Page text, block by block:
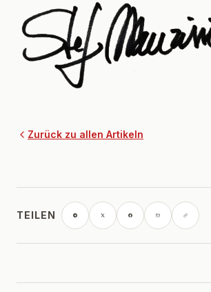
Zurück zu allen Artikeln
TEILEN